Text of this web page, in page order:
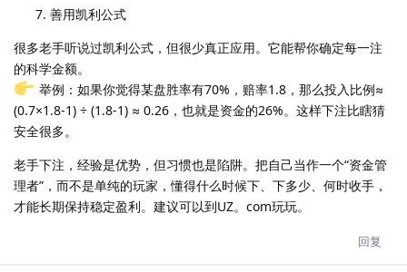
善用凯利公式
很多老手听说过凯利公式，但很少真正应用。它能帮你确定每一注
的科学金额。
举例：如果你觉得某盘胜率有70%，赔率1.8，那么投入比例≈
(0.7×1.8-1) ÷ (1.8-1) ≈ 0.26，也就是资金的26%。这样下注比瞎猜
安全很多。
老手下注，经验是优势，但习惯也是陷阱。把自己当作一个“资金管
理者”，而不是单纯的玩家，懂得什么时候下、下多少、何时收手，
才能长期保持稳定盈利。建议可以到UZ。com玩玩。
回复